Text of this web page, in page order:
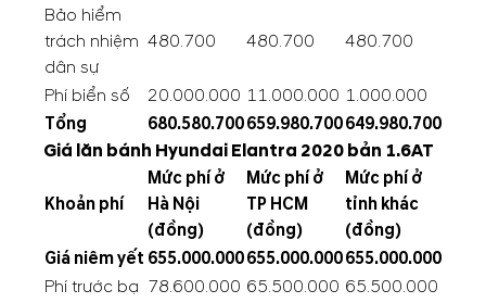
Bảo hiểm
trách nhiệm
dân sự
480.700 480.700 480.700
Phí biển số 20.000.000 11.000.000 1.000.000
Tổng
680.580.700659.980.700649.980.700
Giá lăn bánh Hyundai Elantra 2020 bản 1.6AT
Khoản phí
Mức phí ở
Hà Nội
(đồng)
Mức phí ở
TP HCM
(đồng)
Mức phí ở
tỉnh khác
(đồng)
Giá niêm yết 655.000.000655.000.000655.000.000
Phí trước bạ 78.600.000 65.500.000 65.500.000